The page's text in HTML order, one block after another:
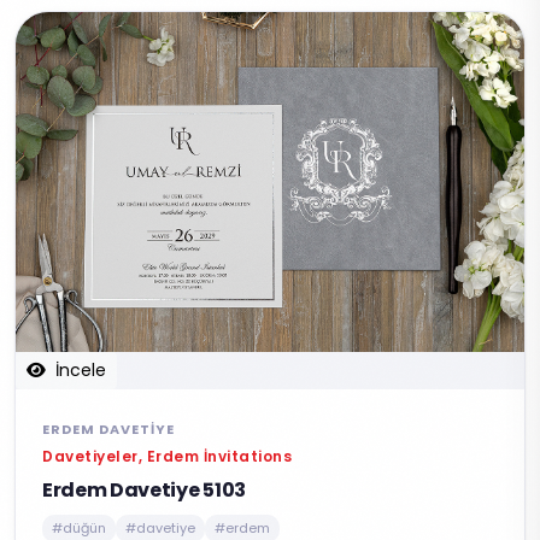
İncele
ERDEM DAVETIYE
Davetiyeler, Erdem İnvitations
Erdem Davetiye 5103
#düğün #davetiye #erdem